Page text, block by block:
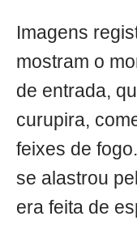
Imagens
mostram o
de entrada,
curupira,
feixes de
se alastrou
era feita de